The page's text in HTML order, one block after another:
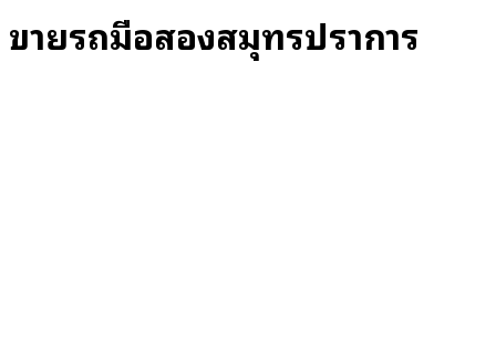
ขายรถมือสองสมุทรปราการ